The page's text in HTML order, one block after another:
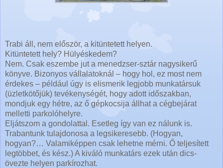
Trabi áll, nem először, a kitüntetett helyen.
Kitüntetett hely? Hülyéskedem?
Nem. Csak eszembe jut a menedzser-sztár nagysikerű
könyve. Bizonyos vállalatoknál – hogy hol, ez most nem
érdekes – például úgy is elismerik legjobb munkatársuk
(üzletkötőjük) tevékenységét, hogy adott időszakban,
mondjuk egy hétre, az ő gépkocsija állhat a cégbejárat
melletti parkolóhelyre.
Eljátszom a gondolattal. Esetleg így van ez nálunk is.
Trabantunk tulajdonosa a legsikeresebb. (Hogyan,
hogyan?… Valamiképpen csak lehetne mérni. Ő teljesített
legtöbbet, és kész.) A kiváló munkatárs ezek után dics-
övezte helyen parkírozhat.